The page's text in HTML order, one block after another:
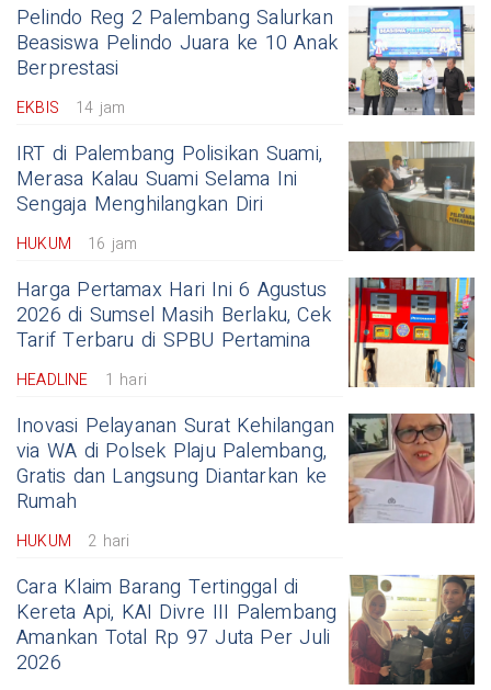
Pelindo Reg 2 Palembang Salurkan
Beasiswa Pelindo Juara ke 10 Anak
Berprestasi
EKBIS 14 jam
IRT di Palembang Polisikan Suami,
Merasa Kalau Suami Selama Ini
Sengaja Menghilangkan Diri
HUKUM 16 jam
Harga Pertamax Hari Ini 6 Agustus
2026 di Sumsel Masih Berlaku, Cek
Tarif Terbaru di SPBU Pertamina
HEADLINE 1 hari
Inovasi Pelayanan Surat Kehilangan
via WA di Polsek Plaju Palembang,
Gratis dan Langsung Diantarkan ke
Rumah
HUKUM 2 hari
Cara Klaim Barang Tertinggal di
Kereta Api, KAI Divre III Palembang
Amankan Total Rp 97 Juta Per Juli
2026